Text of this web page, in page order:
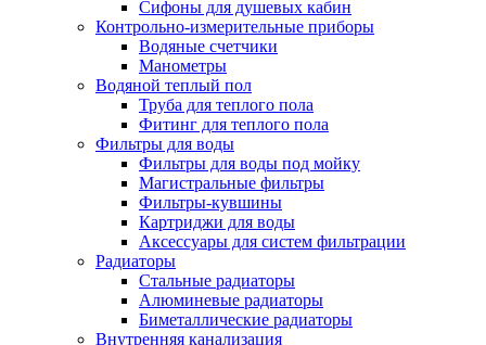
Сифоны для душевых кабин
Контрольно-измерительные приборы
Водяные счетчики
Манометры
Водяной теплый пол
Труба для теплого пола
Фитинг для теплого пола
Фильтры для воды
Фильтры для воды под мойку
Магистральные фильтры
Фильтры-кувшины
Картриджи для воды
Аксессуары для систем фильтрации
Радиаторы
Стальные радиаторы
Алюминевые радиаторы
Биметаллические радиаторы
Внутренняя канализация